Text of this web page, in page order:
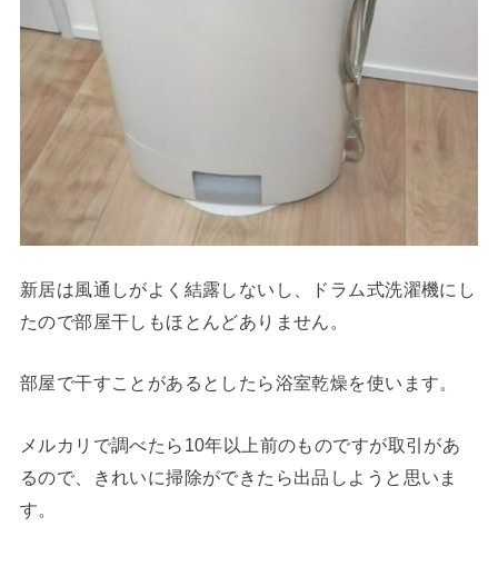
新居は風通しがよく結露しないし、ドラム式洗濯機にし
たので部屋干しもほとんどありません。
部屋で干すことがあるとしたら浴室乾燥を使います。
メルカリで調べたら10年以上前のものですが取引があ
るので、きれいに掃除ができたら出品しようと思いま
す。